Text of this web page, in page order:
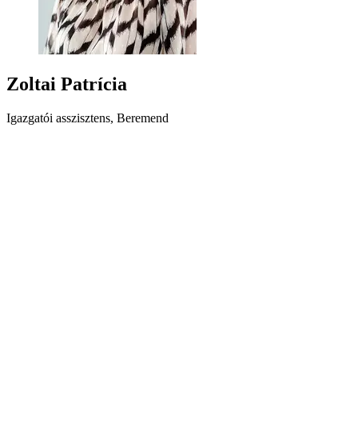
Zoltai Patrícia
Igazgatói asszisztens, Beremend